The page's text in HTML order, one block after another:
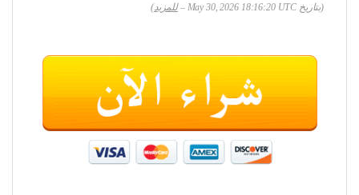
(بتاريخ May 30, 2026 18:16:20 UTC – للمزيد)